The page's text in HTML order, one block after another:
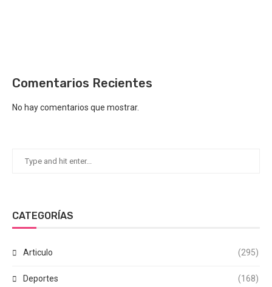
Comentarios Recientes
No hay comentarios que mostrar.
CATEGORÍAS
Articulo (295)
Deportes (168)